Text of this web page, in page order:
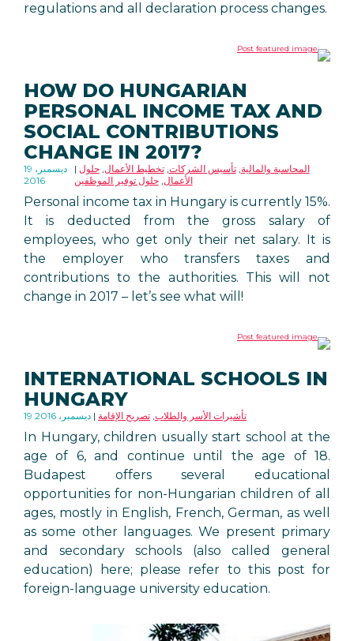
regulations and all declaration process changes.
HOW DO HUNGARIAN
PERSONAL INCOME TAX AND
SOCIAL CONTRIBUTIONS
CHANGE IN 2017?
19 ديسمبر،
2016
المحاسبة والمالية,تأسيس الشركات,تخطيط الأعمال,حلول
الأعمال,حلول توفير الموظفين
Personal income tax in Hungary is currently 15%.
It is deducted from the gross salary of
employees, who get only their net salary. It is
the employer who transfers taxes and
contributions to the authorities. This will not
change in 2017 – let’s see what will!
INTERNATIONAL SCHOOLS IN
HUNGARY
19 ديسمبر، 2016 تأشيرات الأسر والطلاب, تصريح الإقامة
In Hungary, children usually start school at the
age of 6, and continue until the age of 18.
Budapest offers several educational
opportunities for non-Hungarian children of all
ages, mostly in English, French, German, as well
as some other languages. We present primary
and secondary schools (also called general
education) here; please refer to this post for
foreign-language university education.